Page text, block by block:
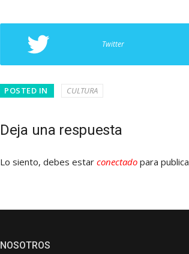
Twitter
POSTED IN CULTURA
Deja una respuesta
Lo siento, debes estar conectado para
NOSOTROS